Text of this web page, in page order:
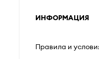
ИНФОРМАЦИЯ
Правила и